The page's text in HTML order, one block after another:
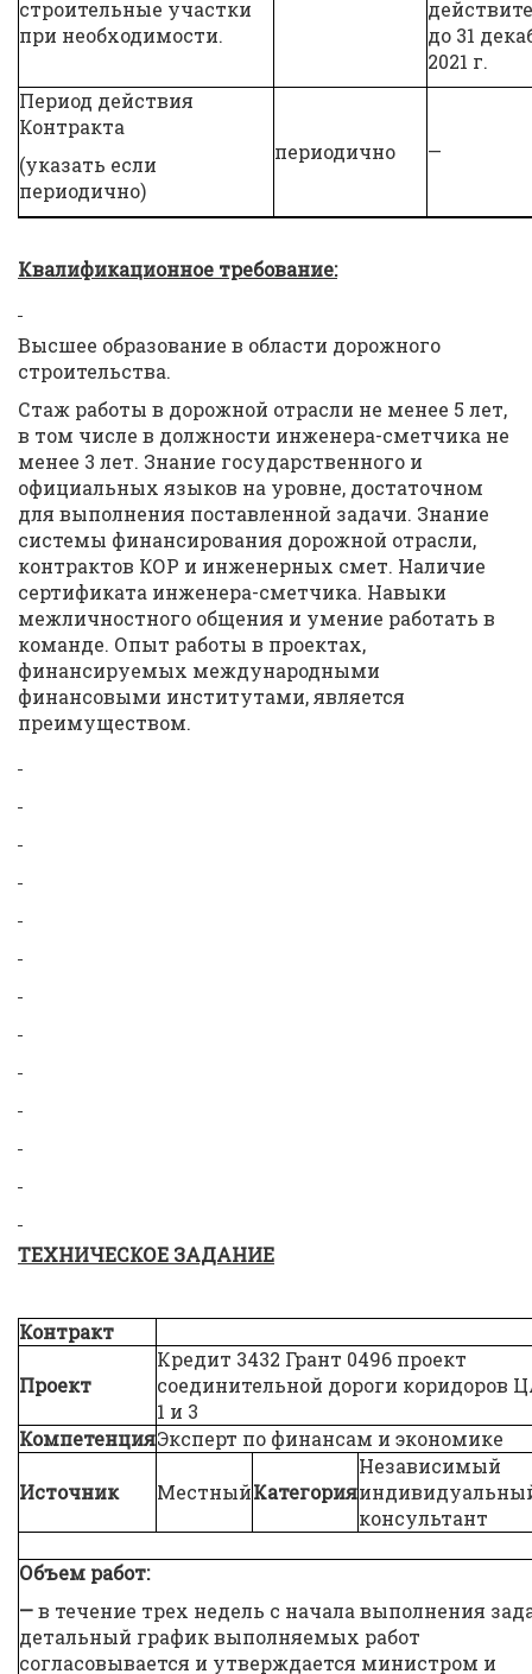
строительные участки
при необходимости.
до 31
2021 г.
Период действия
Контракта
(указать если
периодично)
периодично —
Квалификационное требование:
Высшее образование в области дорожного
строительства.
Стаж работы в дорожной отрасли не менее 5 лет,
в том числе в должности инженера-сметчика не
менее 3 лет. Знание государственного и
официальных языков на уровне, достаточном
для выполнения поставленной задачи. Знание
системы финансирования дорожной отрасли,
контрактов КОР и инженерных смет. Наличие
сертификата инженера-сметчика. Навыки
межличностного общения и умение работать в
команде. Опыт работы в проектах,
финансируемых международными
финансовыми институтами, является
преимуществом.
ТЕХНИЧЕСКОЕ ЗАДАНИЕ
Контракт
Проект
Кредит 3432 Грант 0496 проект
соединительной дороги коридоров
1 и 3
КомпетенцияЭксперт по финансам и экономике
Источник МестныйКатегория
Независимый
консультант
Объем работ:
—в течение трех недель с начала выполнения
детальный график выполняемых работ
согласовывается и утверждается министром и